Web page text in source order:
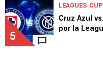
4
Mateo Levy
la